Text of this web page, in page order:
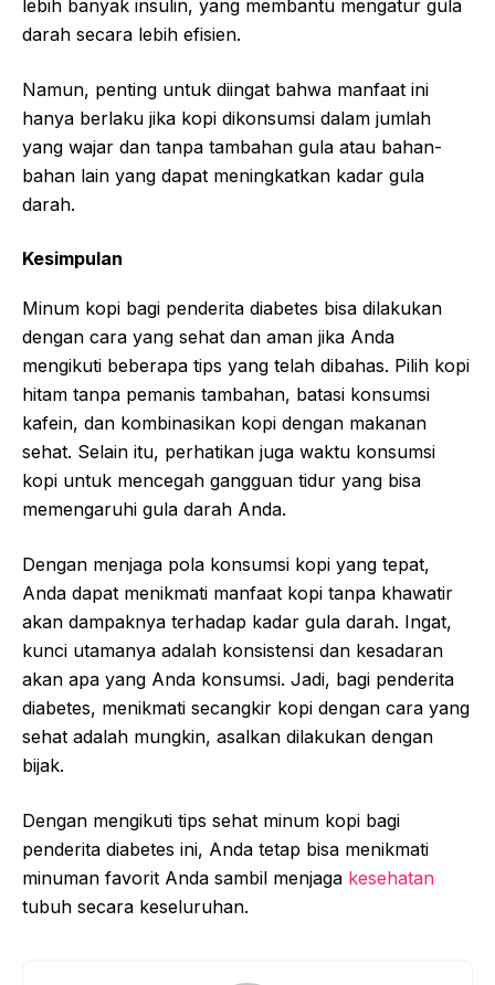
lebih banyak insulin, yang membantu mengatur gula
darah secara lebih efisien.
Namun, penting untuk diingat bahwa manfaat ini
hanya berlaku jika kopi dikonsumsi dalam jumlah
yang wajar dan tanpa tambahan gula atau bahan-
bahan lain yang dapat meningkatkan kadar gula
darah.
Kesimpulan
Minum kopi bagi penderita diabetes bisa dilakukan
dengan cara yang sehat dan aman jika Anda
mengikuti beberapa tips yang telah dibahas. Pilih kopi
hitam tanpa pemanis tambahan, batasi konsumsi
kafein, dan kombinasikan kopi dengan makanan
sehat. Selain itu, perhatikan juga waktu konsumsi
kopi untuk mencegah gangguan tidur yang bisa
memengaruhi gula darah Anda.
Dengan menjaga pola konsumsi kopi yang tepat,
Anda dapat menikmati manfaat kopi tanpa khawatir
akan dampaknya terhadap kadar gula darah. Ingat,
kunci utamanya adalah konsistensi dan kesadaran
akan apa yang Anda konsumsi. Jadi, bagi penderita
diabetes, menikmati secangkir kopi dengan cara yang
sehat adalah mungkin, asalkan dilakukan dengan
bijak.
Dengan mengikuti tips sehat minum kopi bagi
penderita diabetes ini, Anda tetap bisa menikmati
minuman favorit Anda sambil menjaga kesehatan
tubuh secara keseluruhan.